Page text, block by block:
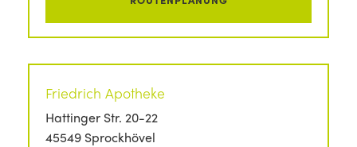
Friedrich Apotheke
Hattinger Str. 20-22
45549 Sprockhövel